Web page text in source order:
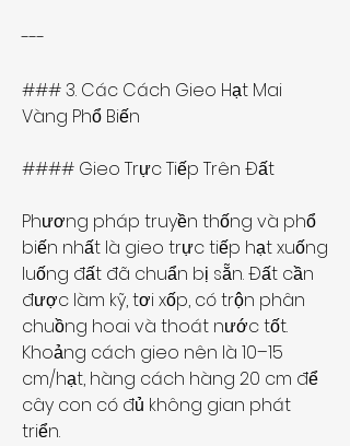
---
### 3. Các Cách Gieo Hạt Mai
Vàng Phổ Biến
#### Gieo Trực Tiếp Trên Đất
Phương pháp truyền thống và phổ
biến nhất là gieo trực tiếp hạt xuống
luống đất đã chuẩn bị sẵn. Đất cần
được làm kỹ, tơi xốp, có trộn phân
chuồng hoai và thoát nước tốt.
Khoảng cách gieo nên là 10–15
cm/hạt, hàng cách hàng 20 cm để
cây con có đủ không gian phát
triển.